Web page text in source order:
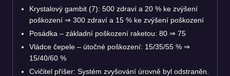
Krystalový gambit (7): 500 zdraví a 20 % ke zvýšení
poškození ⇒ 300 zdraví a 15 % ke zvýšení poškození
Posádka – základní poškození raketou: 80 ⇒ 75
Vládce čepele – útočné poškození: 15/35/55 % ⇒
15/40/60 %
Cvičitel příšer: Systém zvyšování úrovně byl odstraněn.